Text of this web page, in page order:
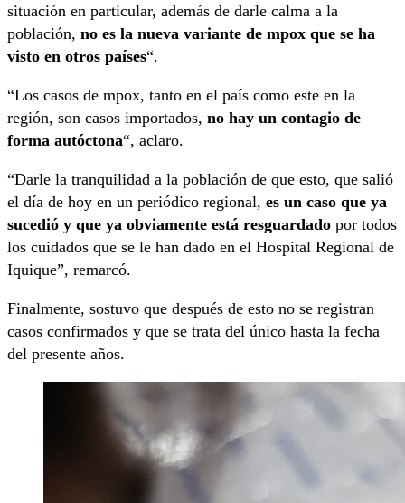
situación en particular, además de darle calma a la
población, no es la nueva variante de mpox que se ha
visto en otros países“.
“Los casos de mpox, tanto en el país como este en la
región, son casos importados, no hay un contagio de
forma autóctona“, aclaro.
“Darle la tranquilidad a la población de que esto, que salió
el día de hoy en un periódico regional, es un caso que ya
sucedió y que ya obviamente está resguardado por todos
los cuidados que se le han dado en el Hospital Regional de
Iquique”, remarcó.
Finalmente, sostuvo que después de esto no se registran
casos confirmados y que se trata del único hasta la fecha
del presente años.